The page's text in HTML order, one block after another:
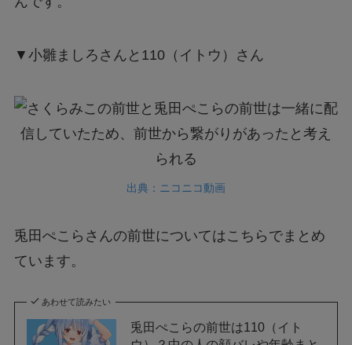
▼小雛ましろさんと110（イトウ）さん
出典：ニコニコ動画
兎田ぺこらさんの前世についてはこちらでまとめ
ています。
あわせて読みたい
兎田ぺこらの前世は110（イト